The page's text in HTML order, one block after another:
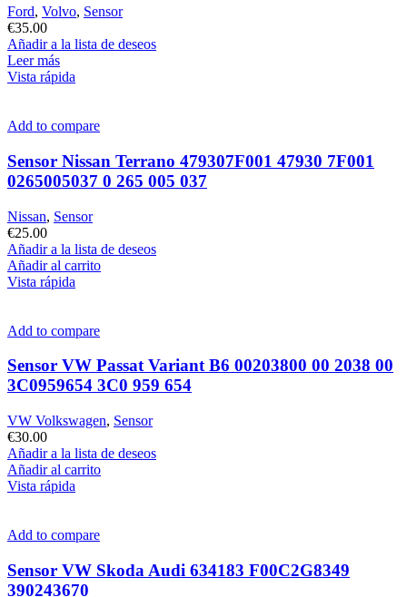
Ford, Volvo, Sensor
€35.00
Añadir a la lista de deseos
Leer más
Vista rápida
Add to compare
Sensor Nissan Terrano 479307F001 47930 7F001
0265005037 0 265 005 037
Nissan, Sensor
€25.00
Añadir a la lista de deseos
Añadir al carrito
Vista rápida
Add to compare
Sensor VW Passat Variant B6 00203800 00 2038 00
3C0959654 3C0 959 654
VW Volkswagen, Sensor
€30.00
Añadir a la lista de deseos
Añadir al carrito
Vista rápida
Add to compare
Sensor VW Skoda Audi 634183 F00C2G8349
390243670